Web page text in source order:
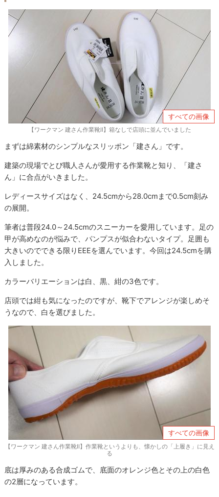
すべての画像
【ワークマン 建さん作業靴II】箱なしで店頭に並んでいました
まずは綿素材のシンプルなスリッポン「建さん」です。
建築の現場でとび職人さんが愛用する作業靴と知り、「建さ
ん」に合点がいきました。
レディースサイズはなく、24.5cmから28.0cmまで0.5cm刻み
の展開。
筆者は普段24.0～24.5cmのスニーカーを愛用しています。足の
甲が高めなのが悩みで、パンプスが似合わないタイプ。足囲も
大きいのでできる限りEEEを選んでいます。今回は24.5cmを購
入しました。
カラーバリエーションは白、黒、紺の3色です。
店頭では紺も気になったのですが、靴下でアレンジが楽しめそ
うなので、白を選びました。
すべての画像
【ワークマン 建さん作業靴II】作業靴というよりも、懐かしの「上履き」に見え
る
底は厚みのある合成ゴムで、底面のオレンジ色とその上の白色
の2層になっています。